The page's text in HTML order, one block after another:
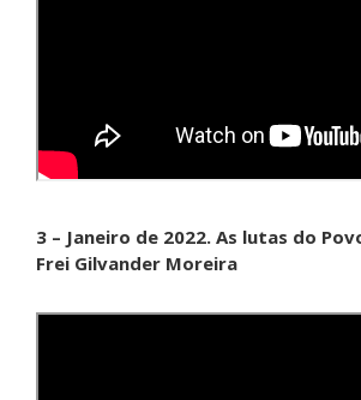
3 – Janeiro de 2022. As lutas do
Frei Gilvander Moreira